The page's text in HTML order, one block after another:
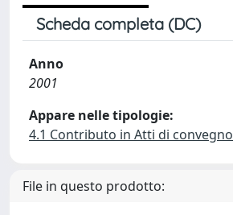
Scheda completa (DC)
Anno
2001
Appare nelle tipologie:
4.1 Contributo in Atti di convegno
File in questo prodotto: